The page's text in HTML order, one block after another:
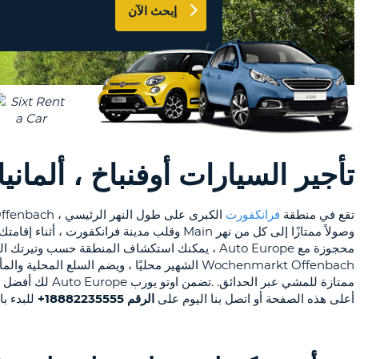
LEAST
UPPERCASE
CHARACTER
AT
LEAST
CHARACTER
AT
LEAST
ONE
NUMBER
AT
LEAST
ONE
RESET
PASSWORD
CANCEL
AGENTS & AFFILIATES
CONTACT US
إبحث الآن
تأجير السيارات أوفنباخ ، ألمانيا
تقع في منطقة فرانكفورت
ممتازة للمشي عبر الحدائق. .تضمن اوتو يورب Auto Europe لك أفضل الأسعار على
أعلى هذه الصفحة أو اتصل بنا اليوم على الرقم 18882235555+ للبدء